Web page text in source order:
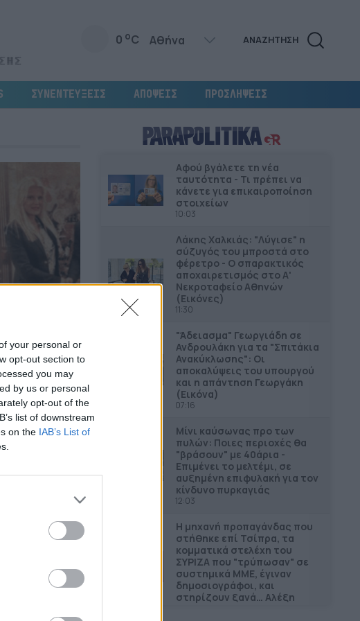
your personal or
opt-out section to
you may
by us or personal
opt-out of the
list of downstream
on the IAB’s List of
0 oC ΑΝΑΖΗΤΗΣΗ
ΣΥΝΕΝΤΕΥΞΕΙΣ ΑΠΟΨΕΙΣ ΠΡΟΣΛΗΨΕΙΣ
Αφού βγάλετε τη νέα
ταυτότητα - Τι πρέπει να
κάνετε για επικαιροποίηση
στοιχείων
10:03
Λάκης Χαλκιάς: "Λύγισε" η
σύζυγός του μπροστά στο
φέρετρο - Ο σπαρακτικός
αποχαιρετισμός στο Α'
Νεκροταφείο Αθηνών
(Εικόνες)
11:30
"Άδειασµα" Γεωργιάδη σε
Ανδρουλάκη για τα "Σπιτάκια
Ανακύκλωσης": Οι
αποκαλύψεις του υπουργού
και η απάντηση Γεωργάκη
(Εικόνα)
07:16
Μίνι καύσωνας προ των
πυλών: Ποιες περιοχές θα
"βράσουν" με 40άρια -
Επιμένει το μελτέμι, σε
αυξημένη επιφυλακή για τον
κίνδυνο πυρκαγιάς
12:03
Η μηχανή προπαγάνδας που
στήθηκε επί Τσίπρα, τα
κομματικά στελέχη του
ΣΥΡΙΖΑ που "τρύπωσαν" σε
συστημικά ΜΜΕ, έγιναν
δημοσιογράφοι, και
στηρίζουν ξανά… Αλέξη